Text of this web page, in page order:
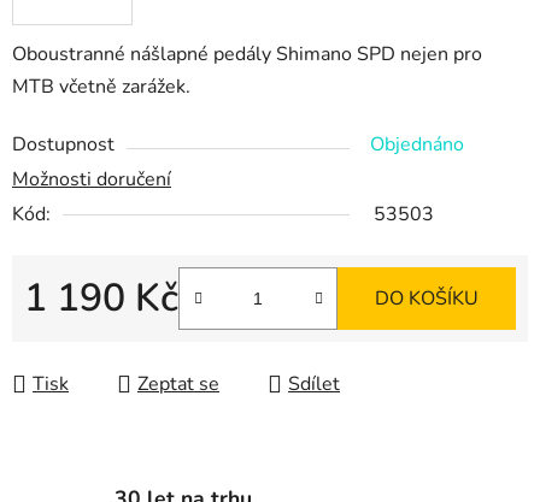
Oboustranné nášlapné pedály Shimano SPD nejen pro
MTB včetně zarážek.
Dostupnost
Objednáno
Možnosti doručení
Kód:
53503
1 190 Kč DO KOŠÍKU
Tisk Zeptat se Sdílet